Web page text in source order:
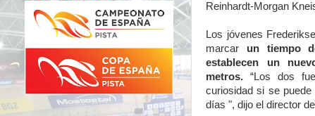
Reinhardt-Morgan
Los jóvenes
marcar un tiempo
establecen un
metros. “Los dos
curiosidad si se
días ", dijo el director